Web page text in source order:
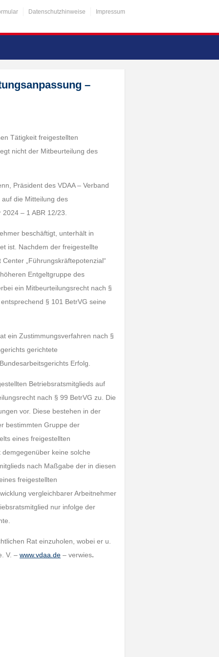
Datenschutzhinweise Impressum
–
Tätigkeit freigestellten
nicht der Mitbeurteilung des
Präsident des VDAA – Verband
die Mitteilung des
– 1 ABR 12/23.
beschäftigt, unterhält in
ist. Nachdem der freigestellte
„Führungskräftepotenzial“
Entgeltgruppe des
ein Mitbeurteilungsrecht nach §
§ 101 BetrVG seine
ein Zustimmungsverfahren nach §
gerichtete
Erfolg.
Betriebsratsmitglieds auf
nach § 99 BetrVG zu. Die
vor. Diese bestehen in der
bestimmten Gruppe der
eines freigestellten
keine solche
nach Maßgabe der in diesen
freigestellten
vergleichbarer Arbeitnehmer
nur infolge der
Rat einzuholen, wobei er u.
V. –www.vdaa.de – verwies.